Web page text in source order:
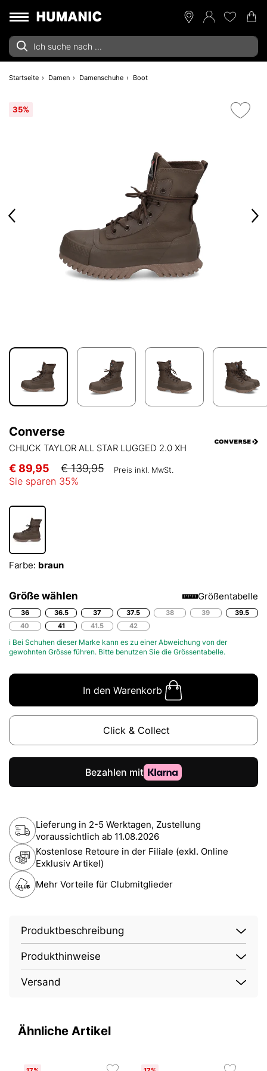
Startseite Damen Damenschuhe Boot
35%
Converse
CHUCK TAYLOR ALL STAR LUGGED 2.0 XH
€ 89,95 € 139,95 Preis inkl. MwSt.
Sie sparen 35%
Farbe: braun
Größe wählen Größentabelle
36 36.5 37 37.5 38 39
39.5
40
41 41.5 42
ℹ Bei Schuhen dieser Marke kann es zu einer Abweichung von der
gewohnten Grösse führen. Bitte benutzen Sie die Grössentabelle.
In den Warenkorb
Click & Collect
Lieferung in 2-5 Werktagen, Zustellung
voraussichtlich ab 11.08.2026
Kostenlose Retoure in der Filiale (exkl. Online
Exklusiv Artikel)
Mehr Vorteile für Clubmitglieder
Produktbeschreibung
Produkthinweise
Versand
Ähnliche Artikel